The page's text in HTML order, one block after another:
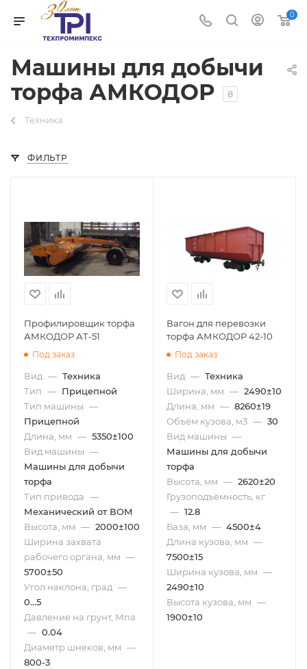
0
Машины для добычи
торфа АМКОДОР
8
Техника
ФИЛЬТР
Профилировщик торфа
АМКОДОР АТ-51
Под заказ
Вид — Техника
Тип — Прицепной
Тип машины —
Прицепной
Длина, мм — 5350±100
Вид машины —
Машины для добычи
торфа
Тип привода —
Механический от ВОМ
Высота, мм — 2000±100
Ширина захвата
рабочего органа, мм —
5700±50
Угол наклона, град —
0…5
Давление на грунт, Мпа
— 0.04
Диаметр шнеков, мм —
800-3
Вагон для перевозки
торфа АМКОДОР 42-10
Под заказ
Вид — Техника
Ширина, мм — 2490±10
Длина, мм — 8260±19
Объём кузова, м3 — 30
Вид машины —
Машины для добычи
торфа
Высота, мм — 2620±20
Грузоподъёмность, кг
— 12.8
База, мм — 4500±4
Длина кузова, мм —
7500±15
Ширина кузова, мм —
2490±10
Высота кузова, мм —
1900±10